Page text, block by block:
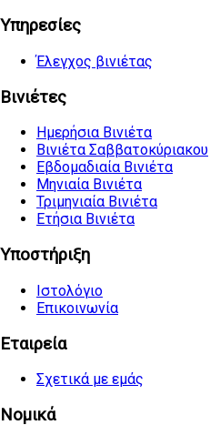
Υπηρεσίες
Έλεγχος βινιέτας
Βινιέτες
Ημερήσια Βινιέτα
Βινιέτα Σαββατοκύριακου
Εβδομαδιαία Βινιέτα
Μηνιαία Βινιέτα
Τριμηνιαία Βινιέτα
Ετήσια Βινιέτα
Υποστήριξη
Ιστολόγιο
Επικοινωνία
Εταιρεία
Σχετικά με εμάς
Νομικά